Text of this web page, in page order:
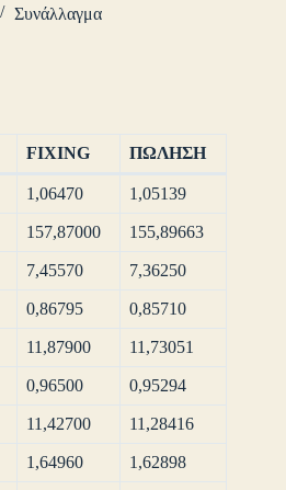
Συνάλλαγμα
FIXING ΠΩΛΗΣΗ
1,06470 1,05139
157,87000 155,89663
7,45570 7,36250
0,86795 0,85710
11,87900 11,73051
0,96500 0,95294
11,42700 11,28416
1,64960 1,62898